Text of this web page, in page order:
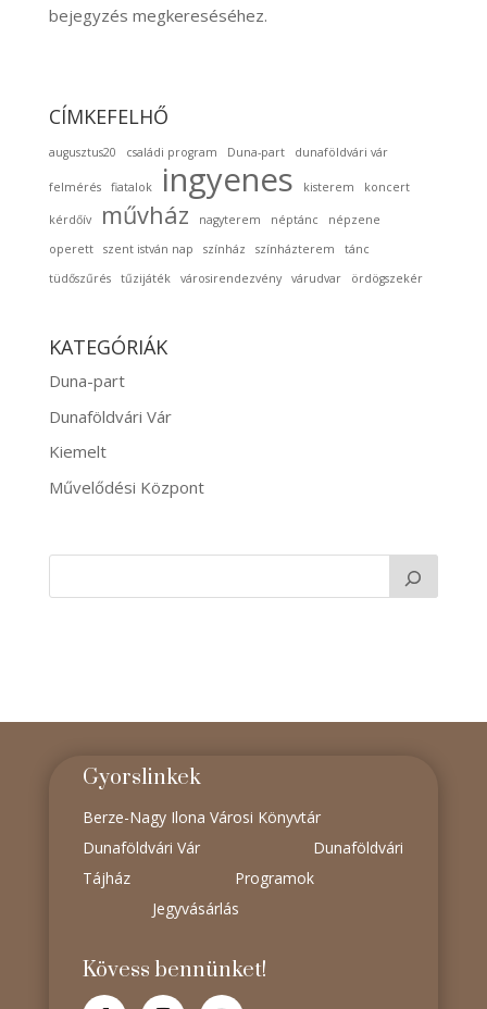
bejegyzés megkereséséhez.
CÍMKEFELHŐ
augusztus20 családi program Duna-part dunaföldvári vár
felmérés fiatalok ingyenes kisterem koncert
kérdőív művház nagyterem néptánc
népzene
operett
szent istván nap színház színházterem
tánc
tüdőszűrés
tűzijáték városirendezvény várudvar ördögszekér
KATEGÓRIÁK
Duna-part
Dunaföldvári Vár
Kiemelt
Művelődési Központ
Gyorslinkek
Berze-Nagy Ilona Városi Könyvtár
Dunaföldvári Vár
Dunaföldvári
Tájház
Programok
Jegyvásárlás
Kövess bennünket!